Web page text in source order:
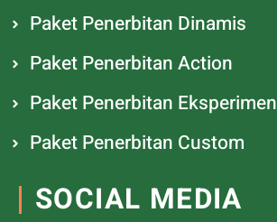
Paket Penerbitan Dinamis
Paket Penerbitan Action
Paket Penerbitan Eksperimen
Paket Penerbitan Custom
SOCIAL MEDIA